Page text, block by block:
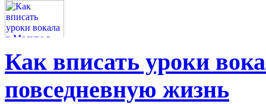
Как вписать уроки
повседневную жизнь